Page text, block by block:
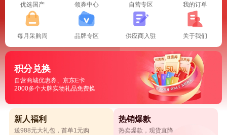
优选国产 领券中心 自营专区 我的订单
每月采购周 品牌专区 供应商入驻 关于我们
积分兑换
自营商城优惠券、京东E卡
2000多个大牌实物礼品免费换
新人福利
送988元大礼包，首单1元购
热销爆款
热卖爆款，现货直降